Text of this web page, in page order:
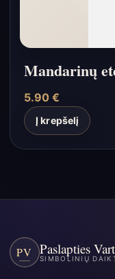
Mandarinų
5.90 €
Į krepšelį
PV Paslapties
SIMBOLINIŲ